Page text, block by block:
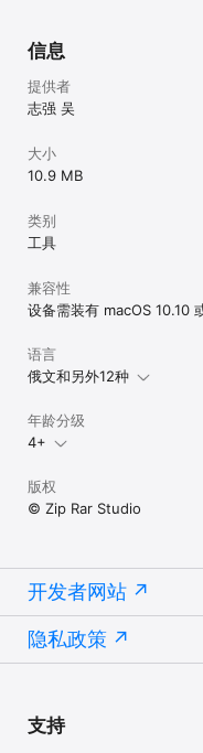
信息
提供者
志强 吴
大小
10.9 MB
类别
工具
兼容性
设备需装有 macOS 10.10
语言
俄文和另外12种
年龄分级
4+
版权
© Zip Rar Studio
开发者网站
隐私政策
支持